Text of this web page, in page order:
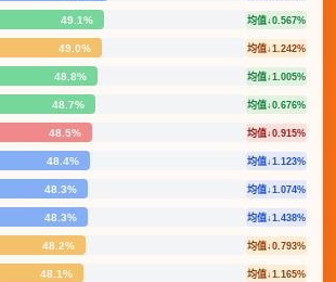
49.1% 均值↓0.567%
49.0% 均值↓1.242%
48.8% 均值↓1.005%
48.7% 均值↓0.676%
48.5% 均值↓0.915%
48.4% 均值↓1.123%
48.3% 均值↓1.074%
48.3% 均值↓1.438%
48.2% 均值↓0.793%
48.1% 均值↓1.165%